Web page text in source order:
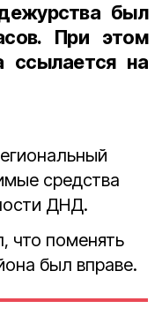
был
При этом
ссылается на
средства
ДНД.
что поменять
был вправе.